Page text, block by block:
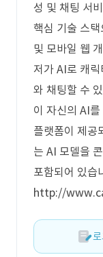
성 및 채팅 서
핵심 기술 스
및 모바일 웹
저가 AI로 캐
와 채팅할 수
이 자신의 AI
플랫폼이 제공
는 AI 모델을
포함되어 있습
http://